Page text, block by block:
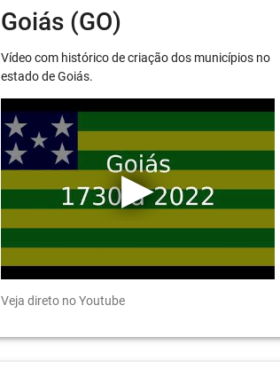
Goiás (GO)
Vídeo com histórico de criação dos municípios no
estado de Goiás.
Veja direto no Youtube